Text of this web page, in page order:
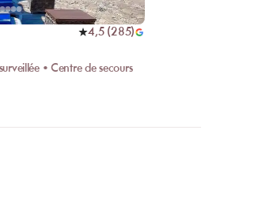
4,5(285)
• Centre de secours